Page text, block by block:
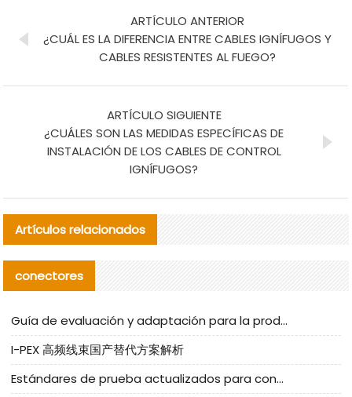
ARTÍCULO ANTERIOR
¿CUÁL ES LA DIFERENCIA ENTRE CABLES IGNÍFUGOS Y
CABLES RESISTENTES AL FUEGO?
ARTÍCULO SIGUIENTE
¿CUÁLES SON LAS MEDIDAS ESPECÍFICAS DE
INSTALACIÓN DE LOS CABLES DE CONTROL
IGNÍFUGOS?
Artículos relacionados
conectores
Guía de evaluación y adaptación para la producción en serie de componentes de cables nacionales para CNC Tech
I-PEX 高频线束国产替代方案解析
Estándares de prueba actualizados para conectores nacionales bajo la referencia de CLIFF